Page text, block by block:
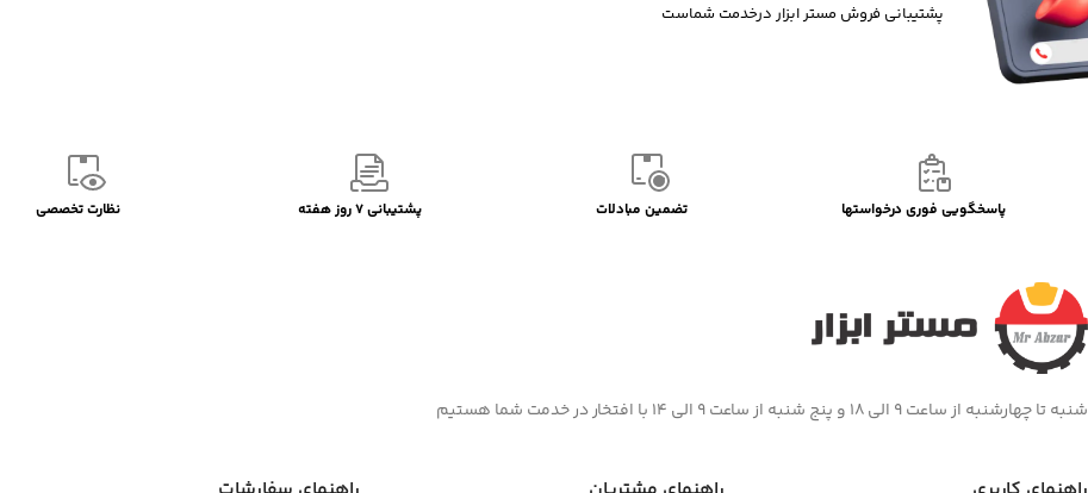
پشتیبانی فروش مستر ابزار درخدمت شماست
پاسخگویی فوری درخواستها تضمین مبادلات پشتیبانی 7 روز هفته نظارت تخصصی
شنبه تا چهارشنبه از ساعت 9 الی 18 و پنج شنبه از ساعت 9 الی 14 با افتخار در خدمت شما هستیم